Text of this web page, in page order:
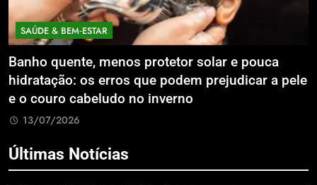
SAÚDE & BEM‑ESTAR
Banho quente, menos protetor solar e pouca
hidratação: os erros que podem prejudicar a pele
e o couro cabeludo no inverno
13/07/2026
Últimas Notícias